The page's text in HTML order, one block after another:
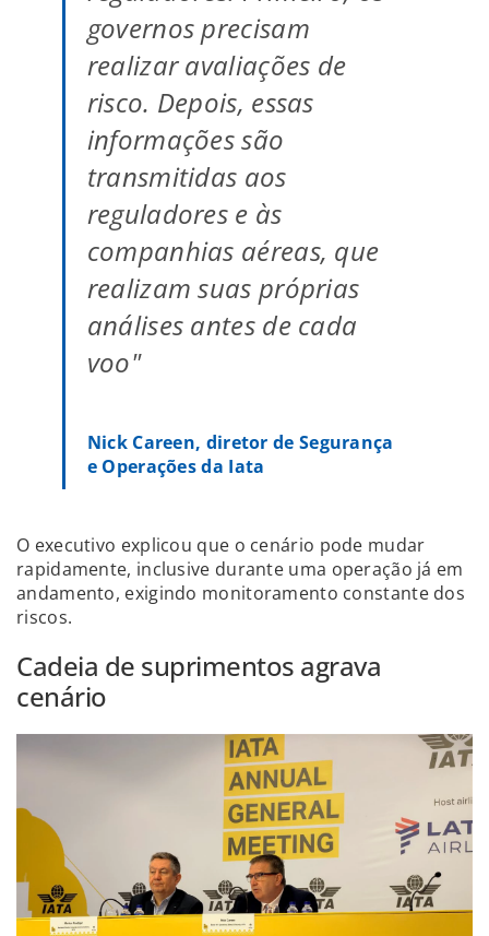
governos precisam
realizar avaliações de
risco. Depois, essas
informações são
transmitidas aos
reguladores e às
companhias aéreas, que
realizam suas próprias
análises antes de cada
voo"
Nick Careen, diretor de Segurança
e Operações da Iata
O executivo explicou que o cenário pode mudar
rapidamente, inclusive durante uma operação já em
andamento, exigindo monitoramento constante dos
riscos.
Cadeia de suprimentos agrava
cenário